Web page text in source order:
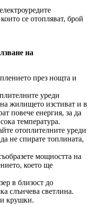
се отопляват, брой
на
през нощта и
уреди
жилището изстиват и в
повече енергия, за да
температура.
отоплителните уреди
не спирате топлината,
мощността на
което ще
в близост до
слънчева светлина.
крушки.